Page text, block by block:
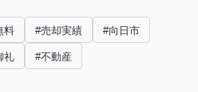
料 #売却実績 #向日市
礼 #不動産